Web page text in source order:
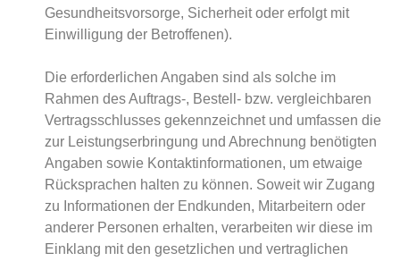
Gesundheitsvorsorge, Sicherheit oder erfolgt mit
Einwilligung der Betroffenen).
Die erforderlichen Angaben sind als solche im
Rahmen des Auftrags-, Bestell- bzw. vergleichbaren
Vertragsschlusses gekennzeichnet und umfassen die
zur Leistungserbringung und Abrechnung benötigten
Angaben sowie Kontaktinformationen, um etwaige
Rücksprachen halten zu können. Soweit wir Zugang
zu Informationen der Endkunden, Mitarbeitern oder
anderer Personen erhalten, verarbeiten wir diese im
Einklang mit den gesetzlichen und vertraglichen